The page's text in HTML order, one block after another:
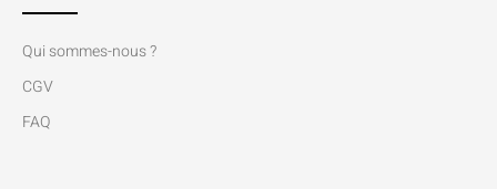
Qui sommes-nous ?
CGV
FAQ